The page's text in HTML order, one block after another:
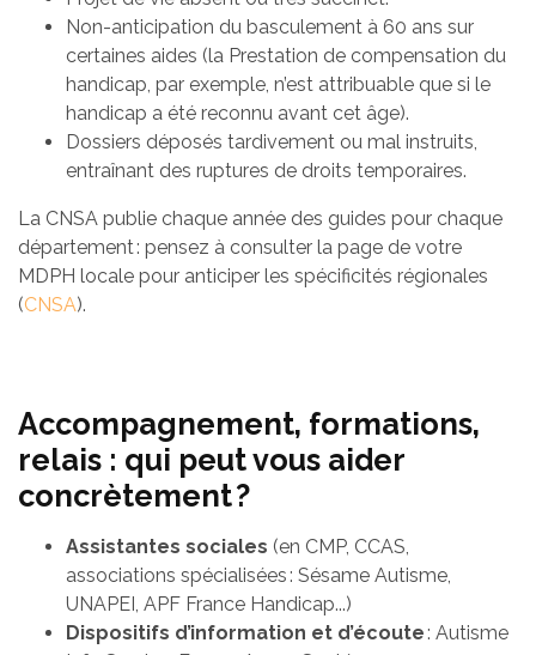
Non-anticipation du basculement à 60 ans sur
certaines aides (la Prestation de compensation du
handicap, par exemple, n’est attribuable que si le
handicap a été reconnu avant cet âge).
Dossiers déposés tardivement ou mal instruits,
entraînant des ruptures de droits temporaires.
La CNSA publie chaque année des guides pour chaque
département : pensez à consulter la page de votre
MDPH locale pour anticiper les spécificités régionales
(CNSA).
Accompagnement, formations,
relais : qui peut vous aider
concrètement ?
Assistantes sociales (en CMP, CCAS,
associations spécialisées : Sésame Autisme,
UNAPEI, APF France Handicap...)
Dispositifs d’information et d’écoute: Autisme